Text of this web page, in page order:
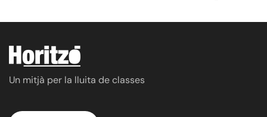
Un mitjà per la lluita de classes